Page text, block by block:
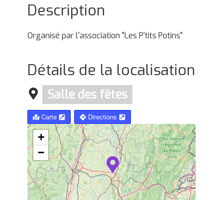
Description
Organisé par l'association "Les P'tits Potins"
Détails de la localisation
Salle des fêtes
Carte Directions
+
−